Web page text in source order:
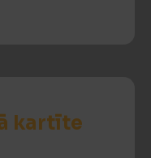
kartīte